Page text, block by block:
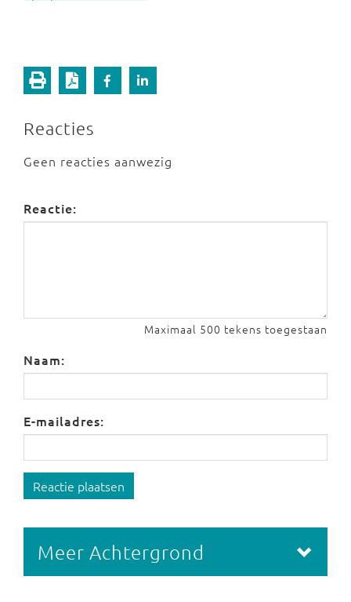
Reacties
Geen reacties aanwezig
Reactie:
Maximaal 500 tekens toegestaan
Naam:
E-mailadres:
Reactie plaatsen
Meer Achtergrond